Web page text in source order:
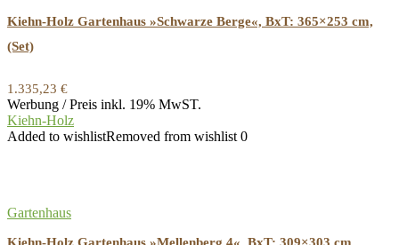
Kiehn-Holz Gartenhaus »Schwarze Berge«, BxT: 365×253 cm,
(Set)
1.335,23 €
Werbung / Preis inkl. 19% MwST.
Kiehn-Holz
Added to wishlistRemoved from wishlist 0
Gartenhaus